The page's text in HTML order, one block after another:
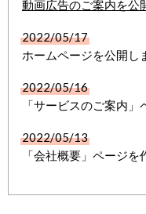
動画広告のご案内を公
2022/05/17
ホームページを公開し
2022/05/16
「サービスのご案内
2022/05/13
「会社概要」ページを